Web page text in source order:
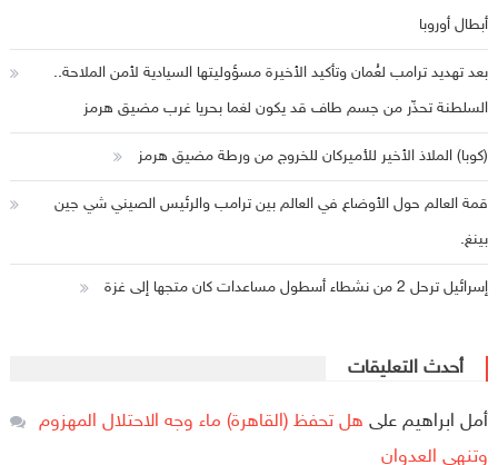
أبطال أوروبا
بعد تهديد ترامب لعُمان وتأكيد الأخيرة مسؤوليتها السيادية لأمن الملاحة..
السلطنة تحذّر من جسم طاف قد يكون لغما بحريا غرب مضيق هرمز
(كوبا) الملاذ الأخير للأميركان للخروج من ورطة مضيق هرمز
قمة العالم حول الأوضاع في العالم بين ترامب والرئيس الصيني شي جين
بينغ.
إسرائيل ترحل 2 من نشطاء أسطول مساعدات كان متجها إلى غزة
أحدث التعليقات
أمل ابراهيمعلى هل تحفظ (القاهرة) ماء وجه الاحتلال المهزوم
وتنهي العدوان